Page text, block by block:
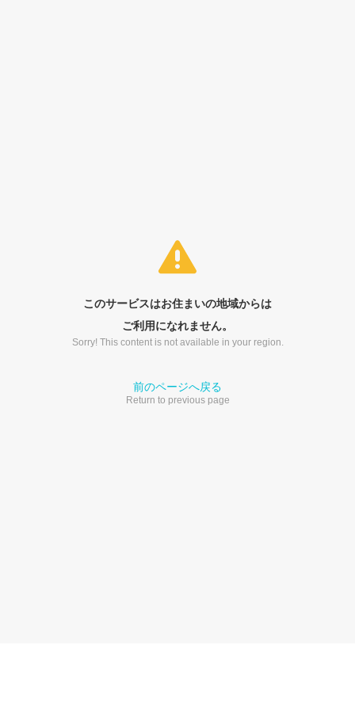
このサービスはお住まいの地域からは
ご利用になれません。
Sorry! This content is not available in your region.
前のページへ戻る
Return to previous page